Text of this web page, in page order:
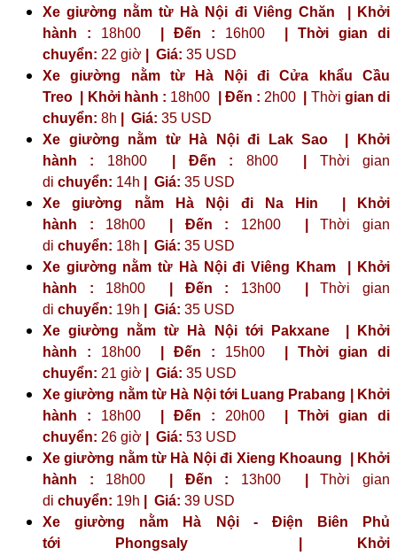
Xe giường nằm từ Hà Nội đi Viêng Chăn | Khởi
hành : 18h00 | Đến : 16h00 | Thời gian di
chuyển: 22 giờ | Giá: 35 USD
Xe giường nằm từ Hà Nội đi Cửa khẩu Cầu
Treo | Khởi hành : 18h00 | Đến : 2h00 Thời gian di
chuyển: 8h Giá: 35 USD
Xe giường nằm từ Hà Nội đi Lak Sao | Khởi
hành : 18h00| Đến : 8h00| Thời gian
di chuyển: 14h Giá: 35 USD
Xe giường nằm Hà Nội đi Na Hin | Khởi
hành : 18h00 | Đến : 12h00|Thời gian
di chuyển: 18h Giá: 35 USD
Xe giường nằm từ Hà Nội đi Viêng Kham | Khởi
hành : 18h00 | Đến : 13h00|Thời gian
di chuyển: 19h Giá: 35 USD
Xe giường nằm từ Hà Nội tới Pakxane | Khởi
hành : 18h00 | Đến : 15h00 | Thời gian di
chuyển: 21 giờ | Giá: 35 USD
Xe giường nằm từ Hà Nội tới Luang Prabang | Khởi
hành : 18h00 | Đến : 20h00 | Thời gian di
chuyển: 26 giờ | Giá: 53 USD
Xe giường nằm từ Hà Nội đi Xieng Khoaung | Khởi
hành : 18h00 | Đến : 13h00|Thời gian
di chuyển: 19h Giá: 39 USD
Xe giường nằm Hà Nội - Điện Biên Phủ
tới
Phongsaly | Khởi